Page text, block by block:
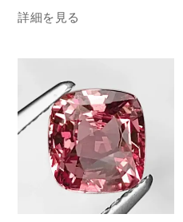
詳細を見る